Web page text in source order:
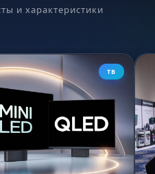
и характеристики
ТВ